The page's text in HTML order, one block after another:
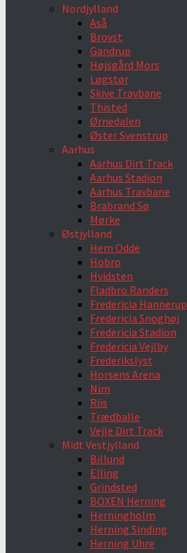
Nordjylland
Aså
Brovst
Gandrup
Højsgård Mors
Løgstør
Skive Travbane
Thisted
Ørnedalen
Øster Svenstrup
Aarhus
Aarhus Dirt Track
Aarhus Stadion
Aarhus Travbane
Brabrand Sø
Mørke
Østjylland
Hem Odde
Hobro
Hvidsten
Fladbro Randers
Fredericia Hannerup
Fredericia Snoghøj
Fredericia Stadion
Fredericia Vejlby
Frederikslyst
Horsens Arena
Nim
Riis
Trædballe
Vejle Dirt Track
Midt Vestjylland
Billund
Elling
Grindsted
BOXEN Herning
Herningholm
Herning Sinding
Herning Uhre